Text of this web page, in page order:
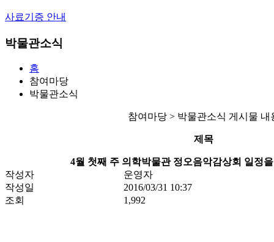
사료기증 안내
박물관소식
홈
참여마당
박물관소식
참여마당 > 박물관소식 게시물 내
제목
4월 첫째 주 의학박물관 정오음악감상회 일정
작성자
운영자
작성일
2016/03/31 10:37
조회
1,992